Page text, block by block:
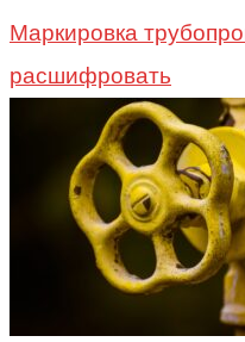
Маркировка
расшифровать